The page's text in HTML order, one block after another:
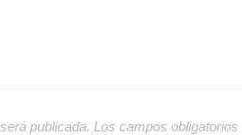
publicada. Los campos